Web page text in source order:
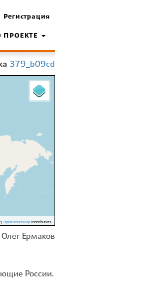
Регистрация
ПРОЕКТЕ
379_b09cd
OpenStreetMapcontributors.
Олег Ермаков
России.